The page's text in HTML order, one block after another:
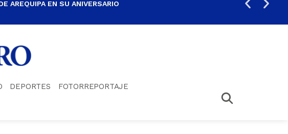
AREQUIPA EN SU ANIVERSARIO
DEPORTES FOTORREPORTAJE